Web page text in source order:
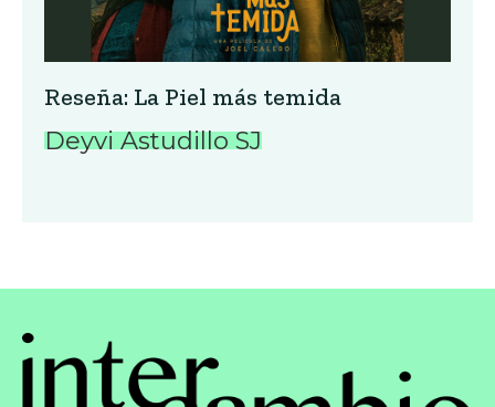
Reseña: La Piel más temida
Deyvi Astudillo SJ